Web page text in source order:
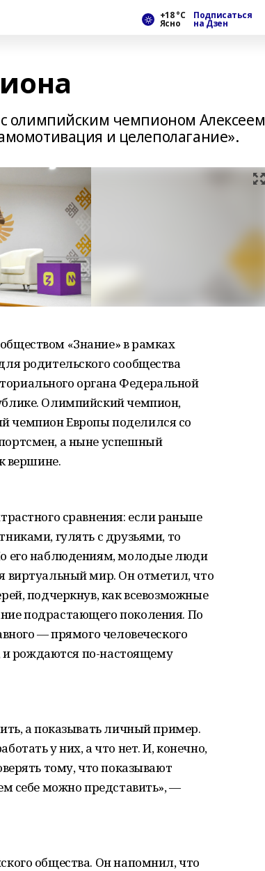
+18 °С
Ясно
Подписаться
на Дзен
олимпийским чемпионом Алексеем
и целеполагание».
«Знание» в рамках
родительского сообщества
органа Федеральной
Олимпийский чемпион,
чемпион Европы поделился со
а ныне успешный
вершине.
сравнения: если раньше
гулять с друзьями, то
его наблюдениям, молодые люди
виртуальный мир. Он отметил, что
подчеркнув, как всевозможные
подрастающего поколения. По
— прямого человеческого
и рождаются по-настоящему
а показывать личный пример.
у них, а что нет. И, конечно,
тому, что показывают
себе можно представить», —
общества. Он напомнил, что